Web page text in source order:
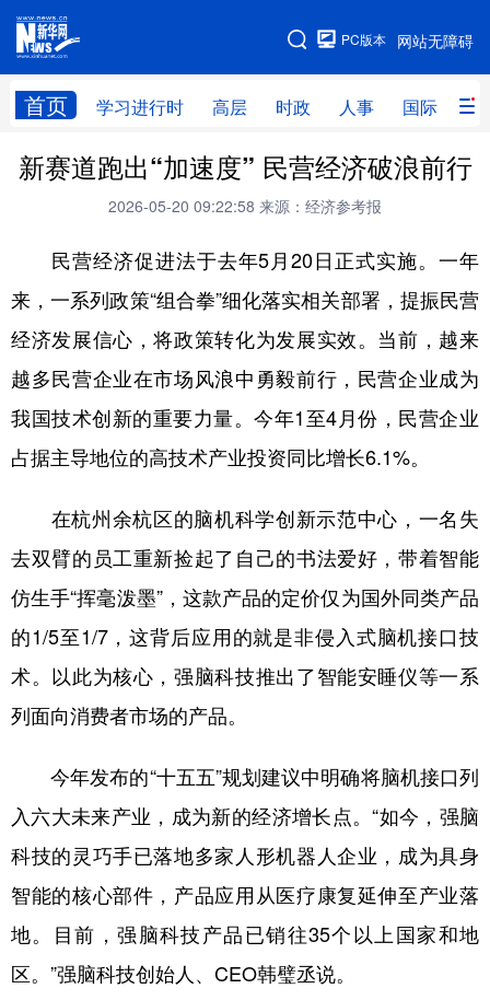
网站无障碍
PC版本
首页 学习进行时 高层 时政 人事 国际 财
网站地图
学习进行时 高层 时政 人事
财经 网评
台湾 思客智库 全球连线 教育
科技 科创 量子 体育
文化 书画 健康 军事
访谈 视频 图片 政务
学术中国 乡村振兴 银龄 溯源中国
彩票 娱乐 时尚 悦读
公益 一带一路 亚太网 上市公司
文化产业
地方频道
北京 天津 河北 山西
辽宁 吉林 上海 江苏
浙江 安徽 福建 江西
山东 河南 湖北
新赛道跑出“加速度” 民营经济破浪前行
2026-05-20 09:22:58 来源：经济参考报
民营经济促进法于去年5月20日正式实施。一年
来，一系列政策“组合拳”细化落实相关部署，提振民营
经济发展信心，将政策转化为发展实效。当前，越来
越多民营企业在市场风浪中勇毅前行，民营企业成为
我国技术创新的重要力量。今年1至4月份，民营企业
占据主导地位的高技术产业投资同比增长6.1%。
在杭州余杭区的脑机科学创新示范中心，一名失
去双臂的员工重新捡起了自己的书法爱好，带着智能
仿生手“挥毫泼墨”，这款产品的定价仅为国外同类产品
的1/5至1/7，这背后应用的就是非侵入式脑机接口技
术。以此为核心，强脑科技推出了智能安睡仪等一系
列面向消费者市场的产品。
今年发布的“十五五”规划建议中明确将脑机接口列
入六大未来产业，成为新的经济增长点。“如今，强脑
科技的灵巧手已落地多家人形机器人企业，成为具身
智能的核心部件，产品应用从医疗康复延伸至产业落
地。目前，强脑科技产品已销往35个以上国家和地
区。”强脑科技创始人、CEO韩璧丞说。